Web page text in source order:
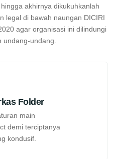
akhirnya dikukuhkanlah
legal di bawah naungan DICIRI
agar organisasi ini dilindungi
undang-undang.
Folder
main
demi terciptanya
kondusif.